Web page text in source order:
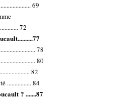
69
72
78
80
82
................ 84
? .......87